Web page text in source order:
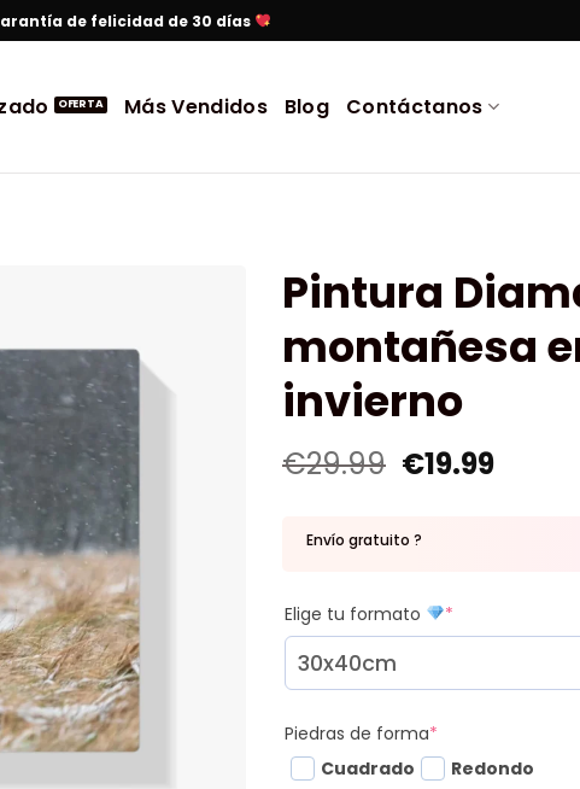
de felicidad de 30 días
Más Vendidos Blog Contáctanos
Pintura
montañesa
invierno
€29.99 €19.99
Envío gratuito ?
Elige tu formato *
Piedras de forma*
Cuadrado
Redondo